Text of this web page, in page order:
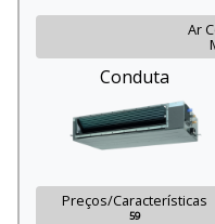
Ar
Conduta
Preços/Características
59